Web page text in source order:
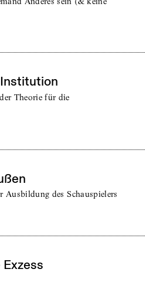
Theorie für die
Ausbildung des Schauspielers